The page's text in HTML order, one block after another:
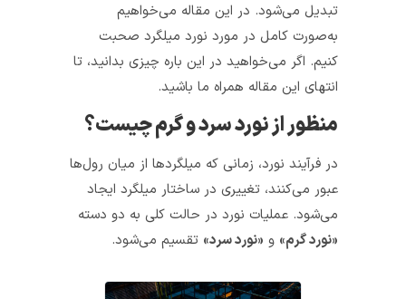
تبدیل می‌شود. در این مقاله می‌خواهیم
به‌صورت کامل در مورد نورد میلگرد صحبت
کنیم. اگر می‌خواهید در این باره چیزی بدانید، تا
انتهای این مقاله همراه ما باشید.
منظور از نورد سرد و گرم چیست؟
در فرآیند نورد، زمانی که میلگردها از میان رول‌ها
عبور می‌کنند، تغییری در ساختار میلگرد ایجاد
می‌شود. عملیات نورد در حالت کلی به دو دسته
و«نورد سرد»تقسیم می‌شود.